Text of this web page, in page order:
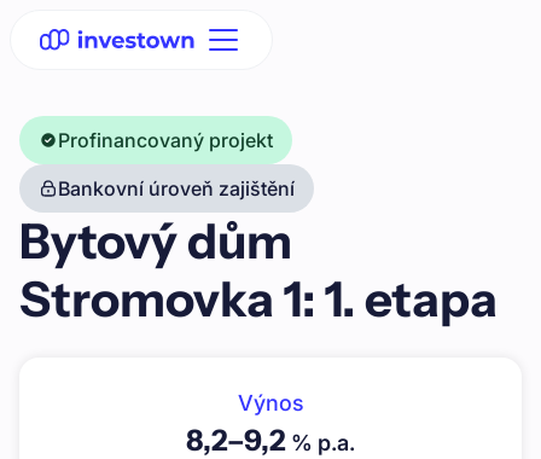
Profinancovaný projekt
Bankovní úroveň zajištění
Bytový dům
Stromovka 1: 1. etapa
Výnos
8,2–9,2 % p.a.